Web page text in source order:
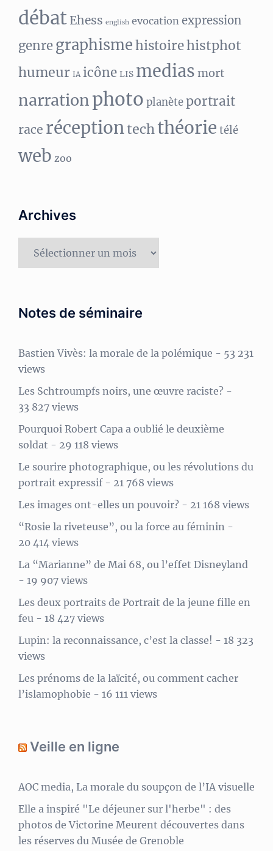
débat Ehess english evocation expression
genregraphismehistoirehistphot
humeur IA icône LIS medias mort
narrationphoto planèteportrait
race réceptiontechthéorie télé
web zoo
Archives
Notes de séminaire
Bastien Vivès: la morale de la polémique - 53 231
views
Les Schtroumpfs noirs, une œuvre raciste? -
33 827 views
Pourquoi Robert Capa a oublié le deuxième
soldat - 29 118 views
Le sourire photographique, ou les révolutions du
portrait expressif- 21 768 views
Les images ont-elles un pouvoir? - 21 168 views
“Rosie la riveteuse”, ou la force au féminin -
20 414 views
La “Marianne” de Mai 68, ou l’effet Disneyland
- 19 907 views
Les deux portraits de Portrait de la jeune fille en
feu - 18 427 views
Lupin: la reconnaissance, c’est la classe! - 18 323
views
Les prénoms de la laïcité, ou comment cacher
l’islamophobie - 16 111 views
Veille en ligne
AOC media, La morale du soupçon de l’IA visuelle
Elle a inspiré "Le déjeuner sur l'herbe" : des
photos de Victorine Meurent découvertes dans
les réserves du Musée de Grenoble